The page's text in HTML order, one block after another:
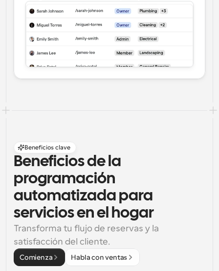
Beneficios clave
Beneficios de la
programación
automatizada para
servicios en el hogar
Transforma tu flujo de reservas y la
satisfacción del cliente.
Comienza Habla con ventas